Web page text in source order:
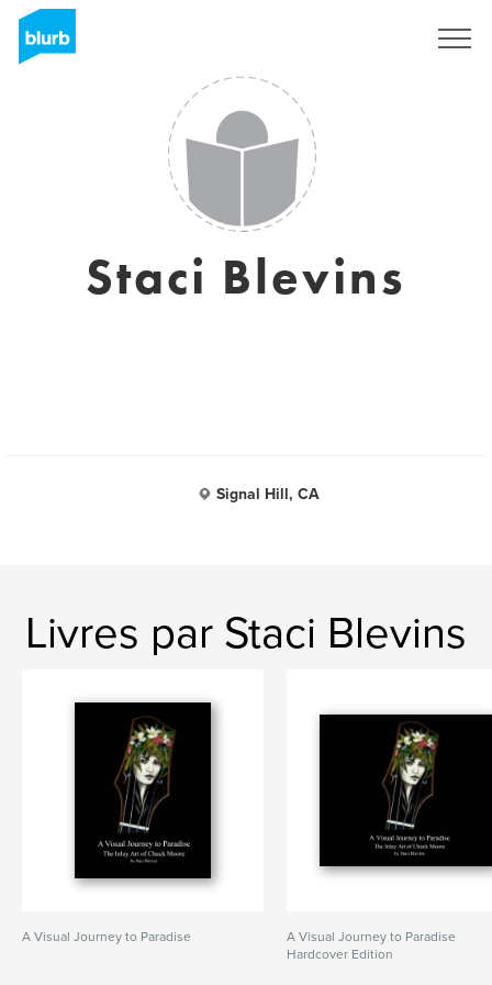
Staci Blevins
Signal Hill, CA
Livres par Staci Blevins
A Visual Journey to Paradise
A Visual Journey to Paradise
Hardcover Edition